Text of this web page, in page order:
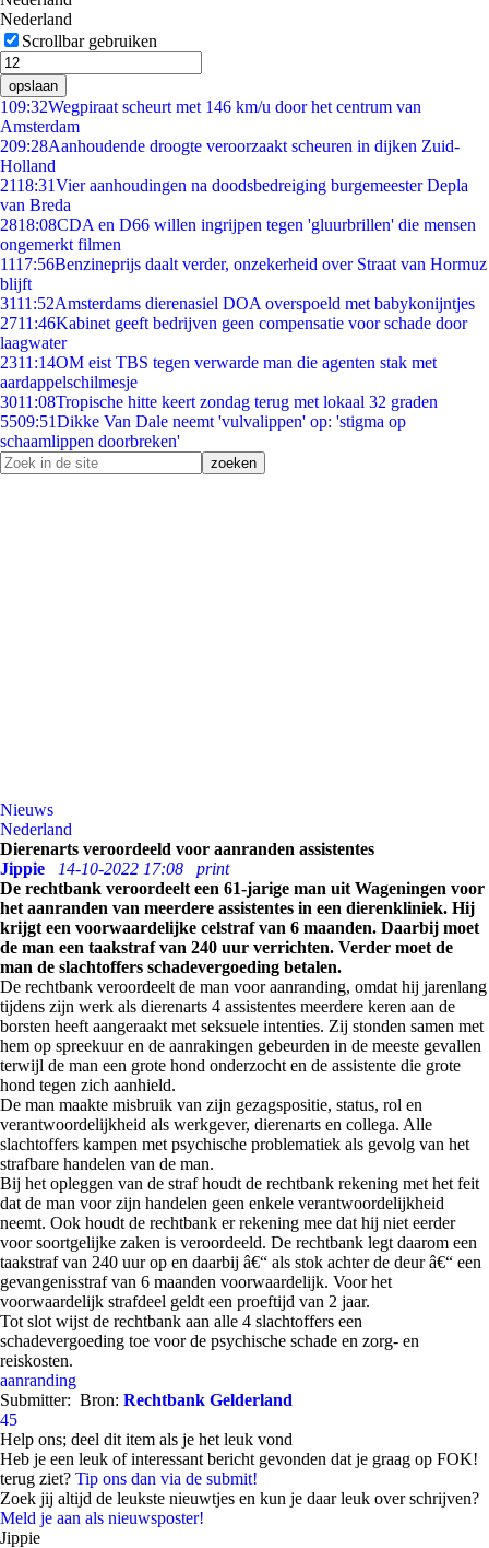
Nederland
Scrollbar gebruiken
opslaan
109:32Wegpiraat scheurt met 146 km/u door het centrum van
Amsterdam
209:28Aanhoudende droogte veroorzaakt scheuren in dijken Zuid-
Holland
2118:31Vier aanhoudingen na doodsbedreiging burgemeester Depla
van Breda
2818:08CDA en D66 willen ingrijpen tegen 'gluurbrillen' die mensen
ongemerkt filmen
1117:56Benzineprijs daalt verder, onzekerheid over Straat van Hormuz
blijft
3111:52Amsterdams dierenasiel DOA overspoeld met babykonijntjes
2711:46Kabinet geeft bedrijven geen compensatie voor schade door
laagwater
2311:14OM eist TBS tegen verwarde man die agenten stak met
aardappelschilmesje
3011:08Tropische hitte keert zondag terug met lokaal 32 graden
5509:51Dikke Van Dale neemt 'vulvalippen' op: 'stigma op
schaamlippen doorbreken'
Nieuws
Nederland
Dierenarts veroordeeld voor aanranden assistentes
Jippie
14-10-2022 17:08
print
De rechtbank veroordeelt een 61-jarige man uit Wageningen voor
het aanranden van meerdere assistentes in een dierenkliniek. Hij
krijgt een voorwaardelijke celstraf van 6 maanden. Daarbij moet
de man een taakstraf van 240 uur verrichten. Verder moet de
man de slachtoffers schadevergoeding betalen.
De rechtbank veroordeelt de man voor aanranding, omdat hij jarenlang
tijdens zijn werk als dierenarts 4 assistentes meerdere keren aan de
borsten heeft aangeraakt met seksuele intenties. Zij stonden samen met
hem op spreekuur en de aanrakingen gebeurden in de meeste gevallen
terwijl de man een grote hond onderzocht en de assistente die grote
hond tegen zich aanhield.
De man maakte misbruik van zijn gezagspositie, status, rol en
verantwoordelijkheid als werkgever, dierenarts en collega. Alle
slachtoffers kampen met psychische problematiek als gevolg van het
strafbare handelen van de man.
Bij het opleggen van de straf houdt de rechtbank rekening met het feit
dat de man voor zijn handelen geen enkele verantwoordelijkheid
neemt. Ook houdt de rechtbank er rekening mee dat hij niet eerder
voor soortgelijke zaken is veroordeeld. De rechtbank legt daarom een
taakstraf van 240 uur op en daarbij â€“ als stok achter de deur â€“ een
gevangenisstraf van 6 maanden voorwaardelijk. Voor het
voorwaardelijk strafdeel geldt een proeftijd van 2 jaar.
Tot slot wijst de rechtbank aan alle 4 slachtoffers een
schadevergoeding toe voor de psychische schade en zorg- en
reiskosten.
aanranding
Submitter: Bron: Rechtbank Gelderland
45
Help ons; deel dit item als je het leuk vond
Heb je een leuk of interessant bericht gevonden dat je graag op FOK!
terug ziet? Tip ons dan via de submit!
Zoek jij altijd de leukste nieuwtjes en kun je daar leuk over schrijven?
Meld je aan als nieuwsposter!
Jippie